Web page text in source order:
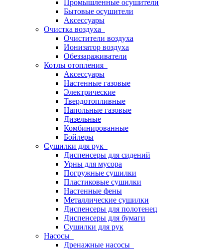
Промышленные осушители
Бытовые осушители
Аксессуары
Очистка воздуха
Очистители воздуха
Ионизатор воздуха
Обеззараживатели
Котлы отопления
Аксессуары
Настенные газовые
Электрические
Твердотопливные
Напольные газовые
Дизельные
Комбинированные
Бойлеры
Сушилки для рук
Диспенсеры для сидений
Урны для мусора
Погружные сушилки
Пластиковые сушилки
Настенные фены
Металлические сушилки
Диспенсеры для полотенец
Диспенсеры для бумаги
Сушилки для рук
Насосы
Дренажные насосы